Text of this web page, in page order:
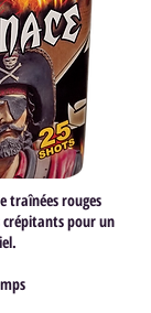
traînées rouges
crépitants pour un